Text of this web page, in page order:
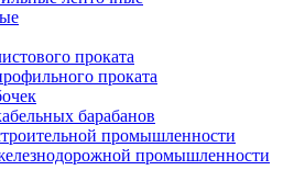
проката
проката
барабанов
промышленности
промышленности